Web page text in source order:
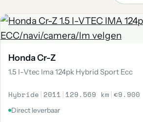
Honda Cr-Z
1.5 I-Vtec Ima 124pk Hybrid Sport Ecc
Hybride | 2011 | 129.569 km |€9.900
Direct leverbaar